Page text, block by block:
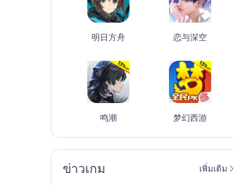
明日方舟 恋与深空
鸣潮 梦幻西游
ข่าวเกม เพิ่มเติม